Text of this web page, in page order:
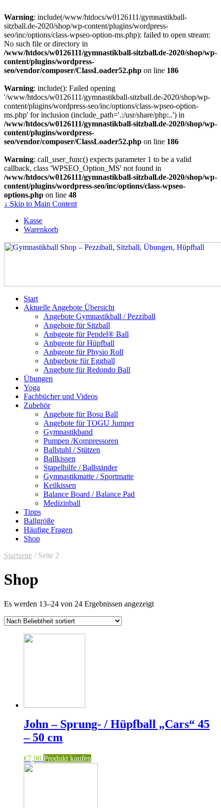
Warning: include(/www/htdocs/w0126111/gymnastikball-
sitzball.de-2020/shop/wp-content/plugins/wordpress-
seo/inc/options/class-wpseo-option-ms.php): failed to open stream:
No such file or directory in
/www/htdocs/w0126111/gymnastikball-sitzball.de-2020/shop/wp-
content/plugins/wordpress-
seo/vendor/composer/ClassLoader52.php on line 186
Warning: include(): Failed opening
'/www/htdocs/w0126111/gymnastikball-sitzball.de-2020/shop/wp-
content/plugins/wordpress-seo/inc/options/class-wpseo-option-
ms.php' for inclusion (include_path='.:/usr/share/php:..') in
/www/htdocs/w0126111/gymnastikball-sitzball.de-2020/shop/wp-
content/plugins/wordpress-
seo/vendor/composer/ClassLoader52.php on line 186
Warning: call_user_func() expects parameter 1 to be a valid
callback, class 'WPSEO_Option_MS' not found in
/www/htdocs/w0126111/gymnastikball-sitzball.de-2020/shop/wp-
content/plugins/wordpress-seo/inc/options/class-wpseo-
options.php on line 48
↓ Skip to Main Content
Kasse
Warenkorb
Start
Aktuelle Angebote Übersicht
Angebote Gymnastikball / Pezziball
Angebote für Sitzball
Anbgeote für Pendel® Ball
Anbgeote für Hüpfball
Anbgeote für Physio Roll
Anbgebote für Eggball
Angebote für Redondo Ball
Übungen
Yoga
Fachbücher und Videos
Zubehör
Angebote für Bosu Ball
Angebote für TOGU Jumper
Gymnastikband
Pumpen /Kompressoren
Ballstuhl / Stützen
Ballkissen
Stapelhilfe / Ballständer
Gymnastikmatte / Sportmatte
Keilkissen
Balance Board / Balance Pad
Medizinball
Tipps
Ballgröße
Häufige Fragen
Shop
Startseite / Seite 2
Shop
Es werden 13–24 von 24 Ergebnissen angezeigt
John – Sprung- / Hüpfball „Cars“ 45
– 50 cm
€7,98 Produkt kaufen